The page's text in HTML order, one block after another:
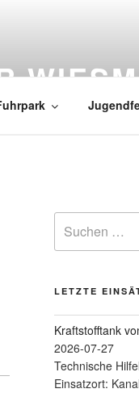
LETZTE
Kraftstofftank
2026-07-27
Technische
Einsatzort: